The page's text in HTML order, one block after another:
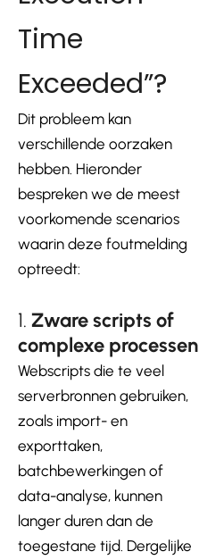
Time
Exceeded”?
Dit probleem kan
verschillende oorzaken
hebben. Hieronder
bespreken we de meest
voorkomende scenarios
waarin deze foutmelding
optreedt:
1. Zware scripts of
complexe processen
Webscripts die te veel
serverbronnen gebruiken,
zoals import- en
exporttaken,
batchbewerkingen of
data-analyse, kunnen
langer duren dan de
toegestane tijd. Dergelijke